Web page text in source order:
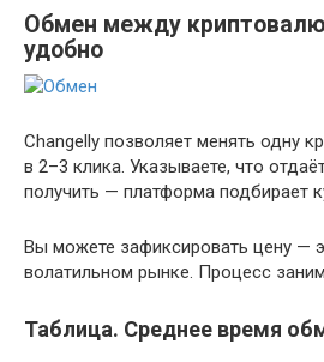
Обмен между
удобно
Changelly позволяет менять одну
в 2–3 клика. Указываете, что
получить — платформа подбирает
Вы можете зафиксировать цену —
волатильном рынке. Процесс
Таблица. Среднее время